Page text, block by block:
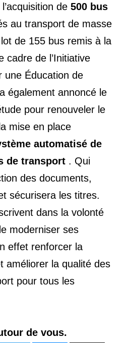
de 500 bus
au transport de masse
de 155 bus remis à la
cadre de l’Initiative
une Éducation de
également annoncé le
pour renouveler le
mise en place
automatisé de
de transport . Qui
des documents,
sécurisera les titres.
dans la volonté
moderniser ses
effet renforcer la
améliorer la qualité des
pour tous les
de vous.